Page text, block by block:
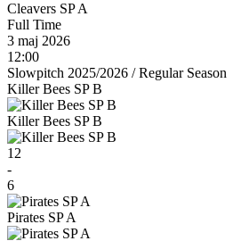
Cleavers SP A
Full Time
3 maj 2026
12:00
Slowpitch 2025/2026 /Regular Season
Killer Bees SP B
Killer Bees SP B
12
-
6
Pirates SP A